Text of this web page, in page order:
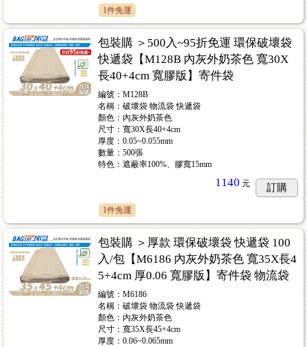
1件免運
包裝購 ＞500入~95折免運 環保破壞袋
快遞袋【M128B 內灰外奶茶色 寬30X
長40+4cm 寬膠版】寄件袋
編號：M128B
名稱：破壞袋 物流袋 快遞袋
顏色：內灰外奶茶色
尺寸：寬30X長40+4cm
厚度：0.05~0.055mm
數量：500張
特色：遮蔽率100%、膠寬15mm
1140 元 訂購
1件免運
包裝購 ＞厚款 環保破壞袋 快遞袋 100
入/包【M6186 內灰外奶茶色 寬35X長4
5+4cm 厚0.06 寬膠版】寄件袋 物流袋
編號：M6186
名稱：破壞袋 物流袋 快遞袋
顏色：內灰外奶茶色
尺寸：寬35X長45+4cm
厚度：0.06~0.065mm